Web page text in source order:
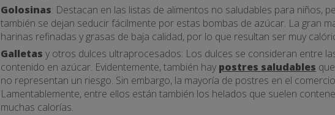
Golosinas: Destacan en las listas de alimentos no saludables para niños,
también se dejan seducir fácilmente por estas bombas de azúcar. La gran
harinas refinadas y grasas de baja calidad, por lo que resultan ser muy
Galletas y otros dulces ultraprocesados: Los dulces se consideran entre
contenido en azúcar. Evidentemente, también hay postres saludables
no representan un riesgo. Sin embargo, la mayoría de postres en el
Lamentablemente, entre ellos están también los helados que suelen
muchas calorías.